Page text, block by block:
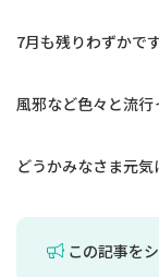
7月も残りわずかです
風邪など色々と流
どうかみなさま元気
この記事を